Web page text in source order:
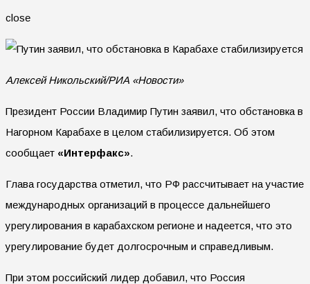
close
Алексей Никольский/РИА «Новости»
Президент России Владимир Путин заявил, что обстановка в
Нагорном Карабахе в целом стабилизируется. Об этом
сообщает «Интерфакс».
Глава государства отметил, что РФ рассчитывает на участие
международных организаций в процессе дальнейшего
урегулирования в карабахском регионе и надеется, что это
урегулирование будет долгосрочным и справедливым.
При этом российский лидер добавил, что Россия